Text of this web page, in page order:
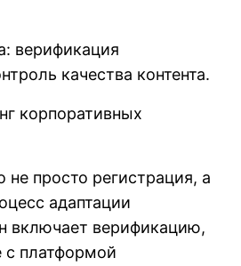
верификация
качества контента.
корпоративных
просто регистрация, а
адаптации
включает верификацию,
с платформой